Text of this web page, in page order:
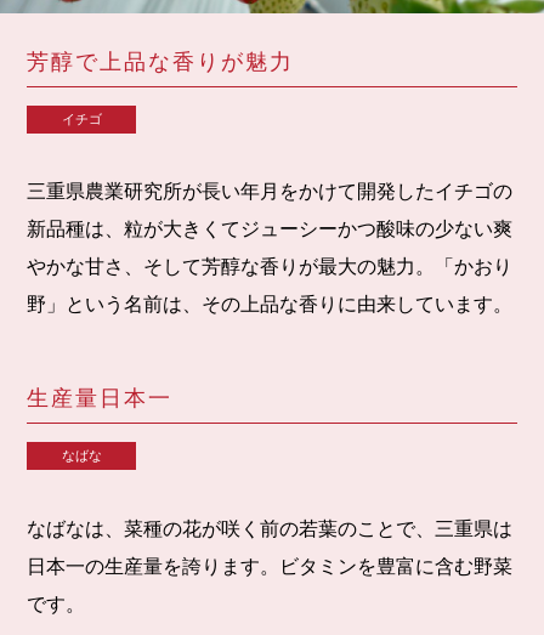
芳醇で上品な香りが魅力
イチゴ
三重県農業研究所が長い年月をかけて開発したイチゴの
新品種は、粒が大きくてジューシーかつ酸味の少ない爽
やかな甘さ、そして芳醇な香りが最大の魅力。「かおり
野」という名前は、その上品な香りに由来しています。
生産量日本一
なばな
なばなは、菜種の花が咲く前の若葉のことで、三重県は
日本一の生産量を誇ります。ビタミンを豊富に含む野菜
です。